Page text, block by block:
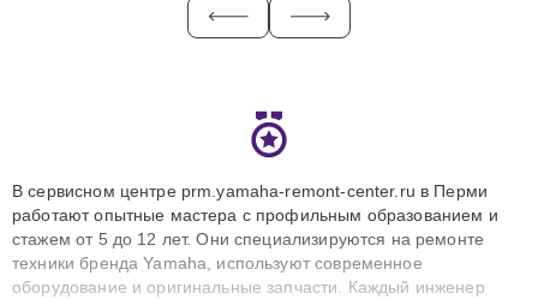
В сервисном центре prm.yamaha-remont-center.ru в Перми
работают опытные мастера с профильным образованием и
стажем от 5 до 12 лет. Они специализируются на ремонте
техники бренда Yamaha, используют современное
оборудование и оригинальные запчасти. Каждый инженер